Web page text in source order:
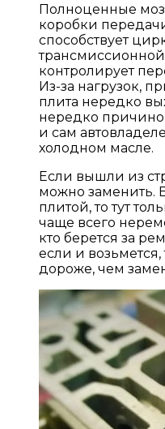
Полноценные
коробки
способствует
контролирует
Из-за нагрузок,
плита нередко
нередко
и сам
холодном масле.
Если вышли из
можно заменить.
плитой, то тут
чаще всего
кто берется за
если и возьмется,
дороже, чем